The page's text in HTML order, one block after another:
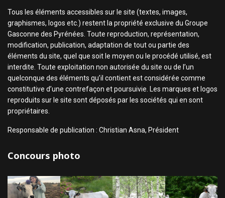
Tous les éléments accessibles sur le site (textes, images,
graphismes, logos etc.) restent la propriété exclusive du Groupe
Gasconne des Pyrénées. Toute reproduction, représentation,
modification, publication, adaptation de tout ou partie des
éléments du site, quel que soit le moyen ou le procédé utilisé, est
interdite. Toute exploitation non autorisée du site ou de l’un
quelconque des éléments qu’il contient est considérée comme
constitutive d’une contrefaçon et poursuivie. Les marques et logos
reproduits sur le site sont déposés par les sociétés qui en sont
propriétaires.
Responsable de publication : Christian Asna, Président
Concours photo